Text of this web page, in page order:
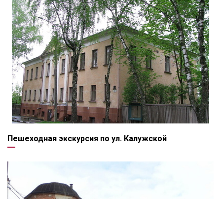
Пешеходная экскурсия по ул. Калужской